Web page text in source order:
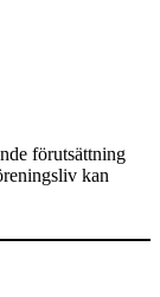
förutsättning
kan